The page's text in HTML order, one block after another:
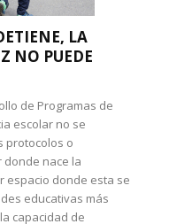
LA
NO PUEDE
de Programas de
escolar no se
protocolos o
donde nace la
espacio donde esta se
educativas más
capacidad de